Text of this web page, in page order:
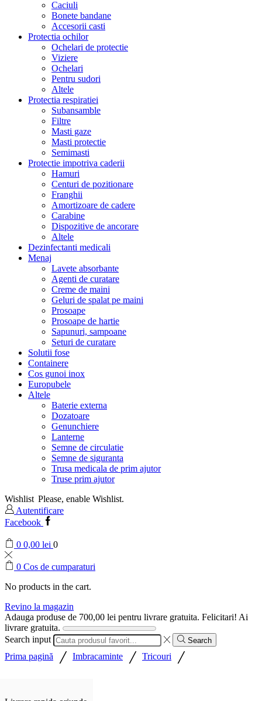
Caciuli
Bonete bandane
Accesorii casti
Protectia ochilor
Ochelari de protectie
Viziere
Ochelari
Pentru sudori
Altele
Protectia respiratiei
Subansamble
Filtre
Masti gaze
Masti protectie
Semimasti
Protectie impotriva caderii
Hamuri
Centuri de pozitionare
Franghii
Amortizoare de cadere
Carabine
Dispozitive de ancorare
Altele
Dezinfectanti medicali
Menaj
Lavete absorbante
Agenti de curatare
Creme de maini
Geluri de spalat pe maini
Prosoape
Prosoape de hartie
Sapunuri, sampoane
Seturi de curatare
Solutii fose
Containere
Cos gunoi inox
Europubele
Altele
Baterie externa
Dozatoare
Genunchiere
Lanterne
Semne de circulatie
Semne de siguranta
Trusa medicala de prim ajutor
Truse prim ajutor
Wishlist Please, enable Wishlist.
Autentificare
Facebook
0 0,00 lei 0
0 Cos de cumparaturi
No products in the cart.
Revino la magazin
Adauga produse de 700,00 lei pentru livrare gratuita. Felicitari! Ai
livrare gratuita.
Search input
Search
Prima pagină / Imbracaminte / Tricouri /